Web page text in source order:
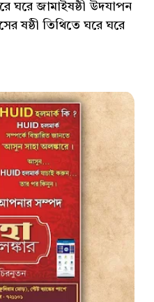
ঘরে জামাইষষ্ঠী উদযাপন
ষষ্ঠী তিথিতে ঘরে ঘরে